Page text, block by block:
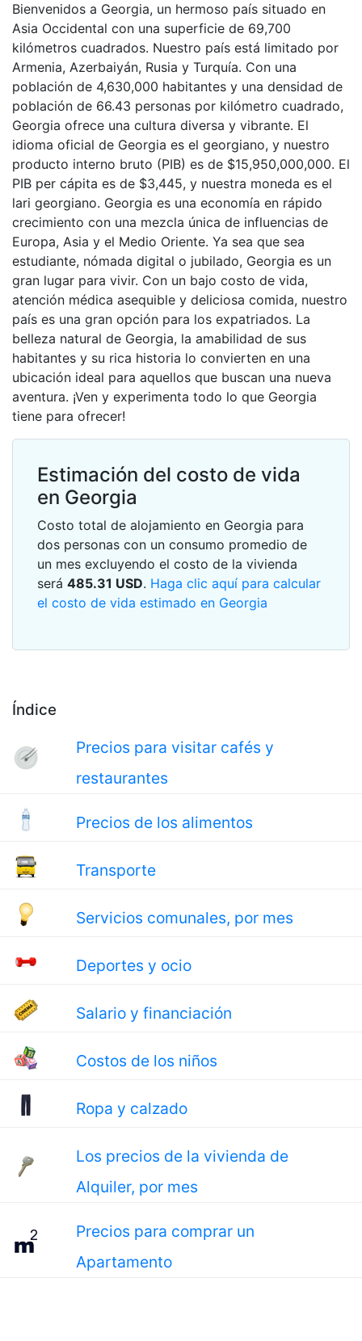
Índice
Precios para visitar cafés y
restaurantes
Precios de los alimentos
Transporte
Servicios comunales, por mes
Deportes y ocio
Salario y financiación
Costos de los niños
Ropa y calzado
Los precios de la vivienda de
Alquiler, por mes
Precios para comprar un
Apartamento
Bienvenidos a Georgia, un hermoso país situado en
Asia Occidental con una superficie de 69,700
kilómetros cuadrados. Nuestro país está limitado por
Armenia, Azerbaiyán, Rusia y Turquía. Con una
población de 4,630,000 habitantes y una densidad de
población de 66.43 personas por kilómetro cuadrado,
Georgia ofrece una cultura diversa y vibrante. El
idioma oficial de Georgia es el georgiano, y nuestro
producto interno bruto (PIB) es de $15,950,000,000. El
PIB per cápita es de $3,445, y nuestra moneda es el
lari georgiano. Georgia es una economía en rápido
crecimiento con una mezcla única de influencias de
Europa, Asia y el Medio Oriente. Ya sea que sea
estudiante, nómada digital o jubilado, Georgia es un
gran lugar para vivir. Con un bajo costo de vida,
atención médica asequible y deliciosa comida, nuestro
país es una gran opción para los expatriados. La
belleza natural de Georgia, la amabilidad de sus
habitantes y su rica historia lo convierten en una
ubicación ideal para aquellos que buscan una nueva
aventura. ¡Ven y experimenta todo lo que Georgia
tiene para ofrecer!
Estimación del costo de vida
en Georgia
Costo total de alojamiento en Georgia para
dos personas con un consumo promedio de
un mes excluyendo el costo de la vivienda
será 485.31 USD. Haga clic aquí para calcular
el costo de vida estimado en Georgia